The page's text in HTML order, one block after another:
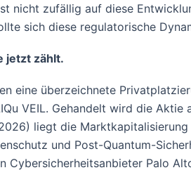
nicht zufällig auf diese
sich diese regulatorische
jetzt zählt.
eine überzeichnete
VEIL. Gehandelt wird die Aktie
liegt die
und Post-Quantum-
Cybersicherheitsanbieter Palo